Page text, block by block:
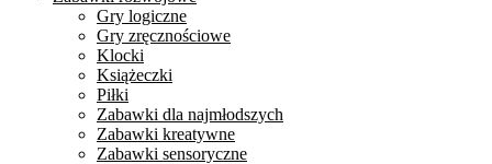
Gry logiczne
Gry zręcznościowe
Klocki
Książeczki
Piłki
Zabawki dla najmłodszych
Zabawki kreatywne
Zabawki sensoryczne